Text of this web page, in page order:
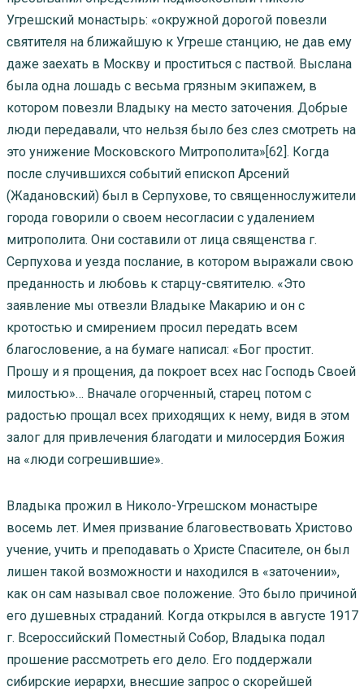
Угрешский монастырь: «окружной дорогой повезли
святителя на ближайшую к Угреше станцию, не дав ему
даже заехать в Москву и проститься с паствой. Выслана
была одна лошадь с весьма грязным экипажем, в
котором повезли Владыку на место заточения. Добрые
люди передавали, что нельзя было без слез смотреть на
это унижение Московского Митрополита»[62]. Когда
после случившихся событий епископ Арсений
(Жадановский) был в Серпухове, то священнослужители
города говорили о своем несогласии с удалением
митрополита. Они составили от лица священства г.
Серпухова и уезда послание, в котором выражали свою
преданность и любовь к старцу-святителю. «Это
заявление мы отвезли Владыке Макарию и он с
кротостью и смирением просил передать всем
благословение, а на бумаге написал: «Бог простит.
Прошу и я прощения, да покроет всех нас Господь Своей
милостью»… Вначале огорченный, старец потом с
радостью прощал всех приходящих к нему, видя в этом
залог для привлечения благодати и милосердия Божия
на «люди согрешившие».
Владыка прожил в Николо-Угрешском монастыре
восемь лет. Имея призвание благовествовать Христово
учение, учить и преподавать о Христе Спасителе, он был
лишен такой возможности и находился в «заточении»,
как он сам называл свое положение. Это было причиной
его душевных страданий. Когда открылся в августе 1917
г. Всероссийский Поместный Собор, Владыка подал
прошение рассмотреть его дело. Его поддержали
сибирские иерархи, внесшие запрос о скорейшей